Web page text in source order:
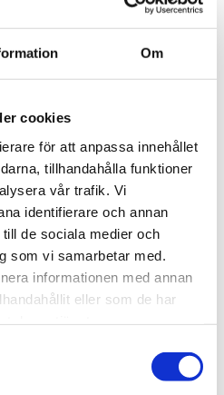
Om
cookies
för att anpassa innehållet
tillhandahålla funktioner
vår trafik. Vi
identifierare och annan
de sociala medier och
som vi samarbetar med.
informationen med annan
eller som de har
delar: keramik,
separerar på ett tillförlitligt
extremt fina partiklar, som
teknik vid gasfiltrering, med
verkande filterelement. Tack
kan filtren också användas
vätskefilter eller,
som ett adsorptionsfilter.
på upp till 180
FSS eller FT-H-versionen